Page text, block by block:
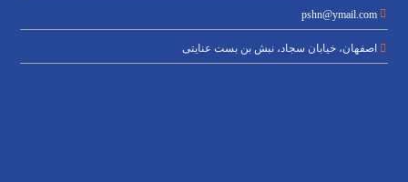
pshn@ymail.com
اصفهان، خیابان سجاد، نبش بن بست عنایتی